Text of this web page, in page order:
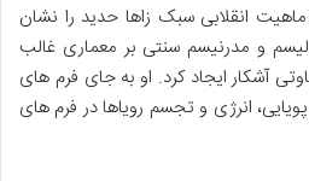
انقلابی سبک زاها حدید را نشان
و مدرنیسم سنتی بر معماری غالب
آشکار ایجاد کرد. او به جای فرم های
انرژی و تجسم رویاها در فرم های